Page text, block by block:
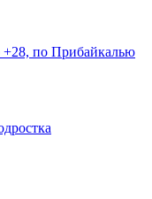
+28, по Прибайкалью